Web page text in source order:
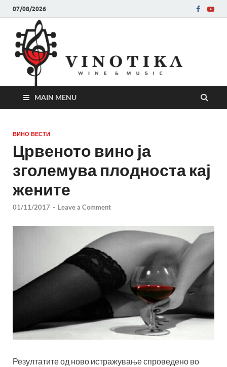
07/08/2026
MAIN MENU
ВИНО ВЕСТИ
Црвеното вино ја
зголемува плодноста кај
жените
01/11/2017 - Leave a Comment
Резултатите од ново истражување спроведено во